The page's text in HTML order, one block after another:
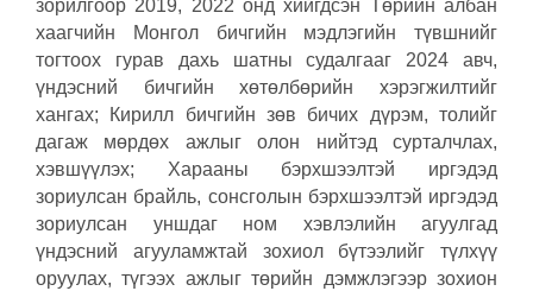
зорилгоор 2019, 2022 онд хийгдсэн Төрийн албан
хаагчийн Монгол бичгийн мэдлэгийн түвшнийг
тогтоох гурав дахь шатны судалгааг 2024 авч,
үндэсний бичгийн хөтөлбөрийн хэрэгжилтийг
хангах; Кирилл бичгийн зөв бичих дүрэм, толийг
дагаж мөрдөх ажлыг олон нийтэд сурталчлах,
хэвшүүлэх; Харааны бэрхшээлтэй иргэдэд
зориулсан брайль, сонсголын бэрхшээлтэй иргэдэд
зориулсан уншдаг ном хэвлэлийн агуулгад
үндэсний агууламжтай зохиол бүтээлийг түлхүү
оруулах, түгээх ажлыг төрийн дэмжлэгээр зохион